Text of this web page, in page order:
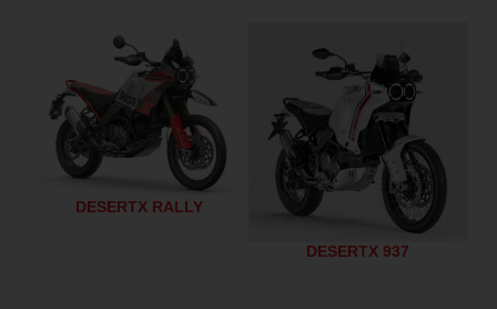
DESERTX RALLY
DESERTX 937